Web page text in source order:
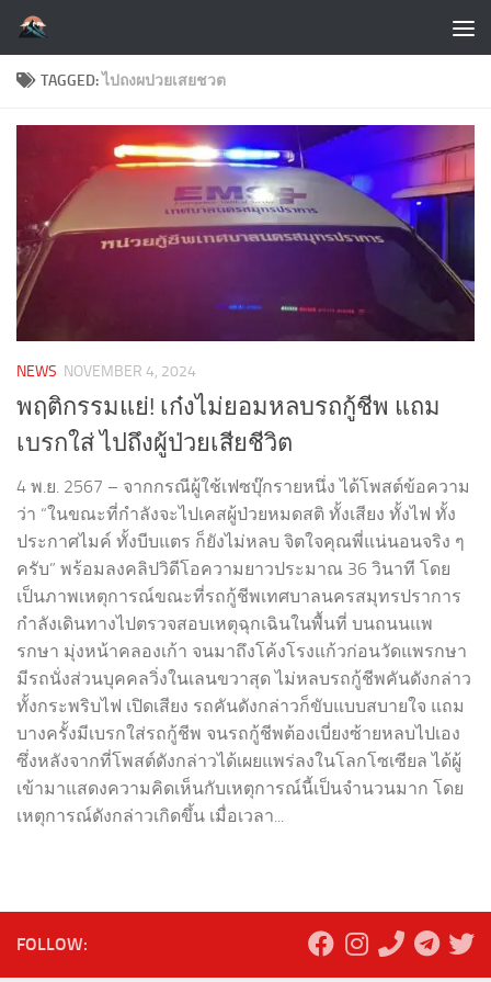
Skip to content
TAGGED:ไปถงผปวยเสยชวต
NEWS NOVEMBER 4, 2024
พฤติกรรมแย่! เก๋งไม่ยอมหลบรถกู้ชีพ แถม
เบรกใส่ ไปถึงผู้ป่วยเสียชีวิต
4 พ.ย. 2567 – จากกรณีผู้ใช้เฟซบุ๊กรายหนึ่ง ได้โพสต์ข้อความ
ว่า “ในขณะที่กำลังจะไปเคสผู้ป่วยหมดสติ ทั้งเสียง ทั้งไฟ ทั้ง
ประกาศไมค์ ทั้งบีบแตร ก็ยังไม่หลบ จิตใจคุณพี่แน่นอนจริง ๆ
ครับ” พร้อมลงคลิปวิดีโอความยาวประมาณ 36 วินาที โดย
เป็นภาพเหตุการณ์ขณะที่รถกู้ชีพเทศบาลนครสมุทรปราการ
กำลังเดินทางไปตรวจสอบเหตุฉุกเฉินในพื้นที่ บนถนนแพ
รกษา มุ่งหน้าคลองเก้า จนมาถึงโค้งโรงแก้วก่อนวัดแพรกษา
มีรถนั่งส่วนบุคคลวิ่งในเลนขวาสุด ไม่หลบรถกู้ชีพคันดังกล่าว
ทั้งกระพริบไฟ เปิดเสียง รถคันดังกล่าวก็ขับแบบสบายใจ แถม
บางครั้งมีเบรกใส่รถกู้ชีพ จนรถกู้ชีพต้องเบี่ยงซ้ายหลบไปเอง
ซึ่งหลังจากที่โพสต์ดังกล่าวได้เผยแพร่ลงในโลกโซเซียล ได้ผู้
เข้ามาแสดงความคิดเห็นกับเหตุการณ์นี้เป็นจำนวนมาก โดย
เหตุการณ์ดังกล่าวเกิดขึ้น เมื่อเวลา...
FOLLOW: